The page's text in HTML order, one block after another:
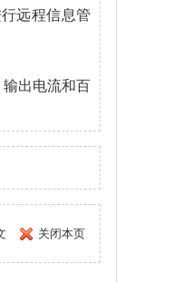
远程信息管
出电流和百
关闭本页